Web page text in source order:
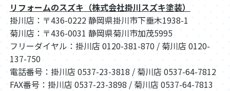
リフォームのスズキ（株式会社掛川スズキ塗装）
掛川店：〒436-0222 静岡県掛川市下垂木1938-1
菊川店：〒436-0031 静岡県菊川市加茂5995
フリーダイヤル：掛川店 0120-381-870 / 菊川店 0120-
137-750
電話番号：掛川店 0537-23-3818 / 菊川店 0537-64-7812
FAX番号：掛川店 0537-23-3898 / 菊川店 0537-64-7813